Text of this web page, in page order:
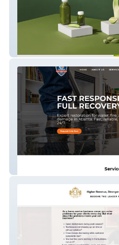
New Fast-Paced Restoration